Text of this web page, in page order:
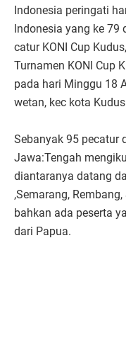
Indonesia peringati
lndonesia yang ke
catur KONI Cup Kudus,
Turnamen KONI Cup
pada hari Minggu 18
wetan, kec kota
Sebanyak 95 pecatur
Jawa:Tengah
diantaranya datang
,Semarang,
bahkan ada peserta
dari Papua.